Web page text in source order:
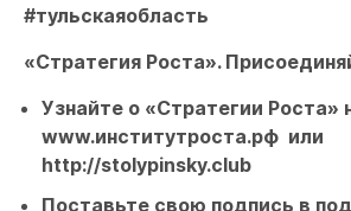
#тульскаяобласть
«Стратегия Роста».
Узнайте о «Стратегии Роста»
www.институтроста.рф или
http://stolypinsky.club
Поставьте свою подпись в